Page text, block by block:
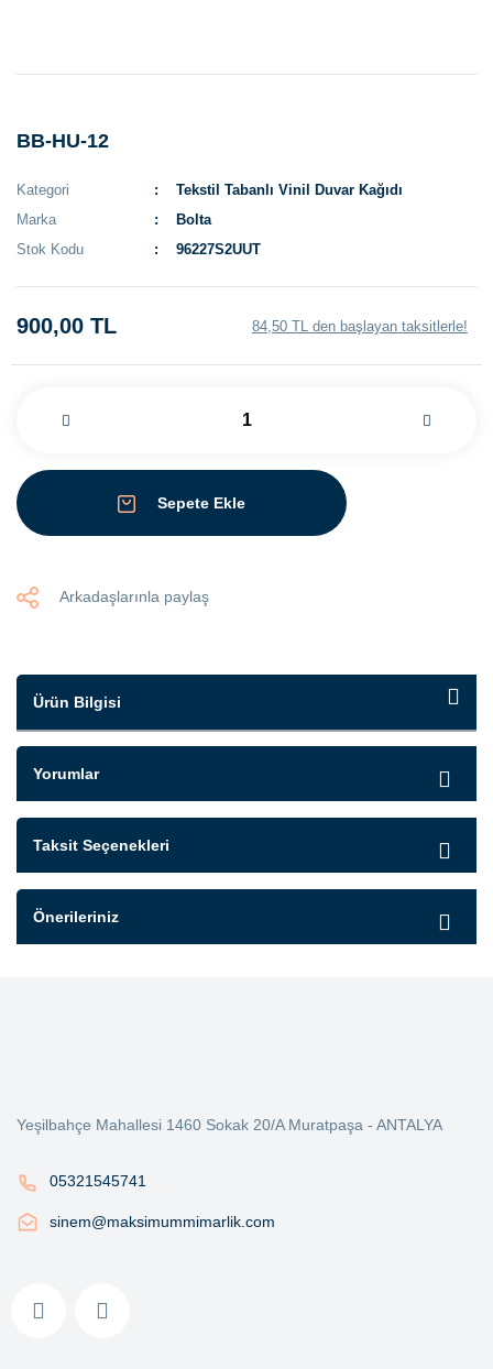
BB-HU-12
Kategori
Tekstil Tabanlı Vinil Duvar Kağıdı
Marka
Bolta
Stok Kodu
96227S2UUT
900,00 TL 84,50 TL den başlayan taksitlerle!
Sepete Ekle
Arkadaşlarınla paylaş
Ürün Bilgisi
Yorumlar
Taksit Seçenekleri
Önerileriniz
Yeşilbahçe Mahallesi 1460 Sokak 20/A Muratpaşa - ANTALYA
05321545741
sinem@maksimummimarlik.com